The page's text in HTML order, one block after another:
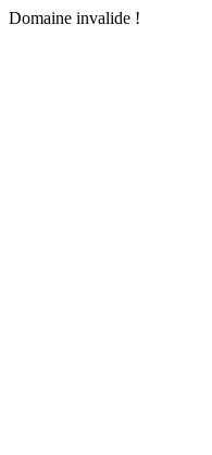
Domaine invalide !